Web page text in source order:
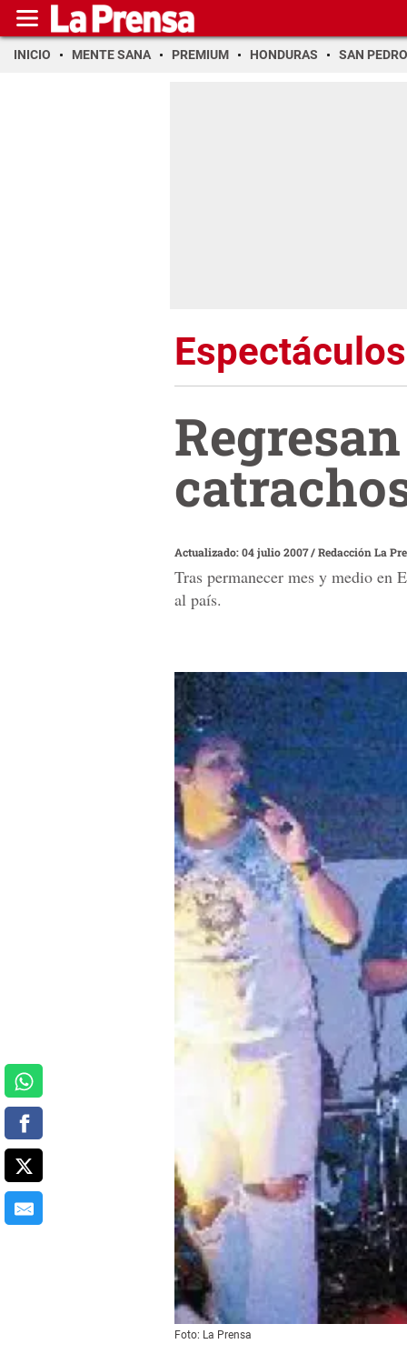
INICIO MENTE SANA PREMIUM HONDURAS SAN PEDRO
Espectáculos
Actualizado: 04 julio 2007/Redacción La
Tras permanecer mes y medio en
al país.
Foto: La Prensa